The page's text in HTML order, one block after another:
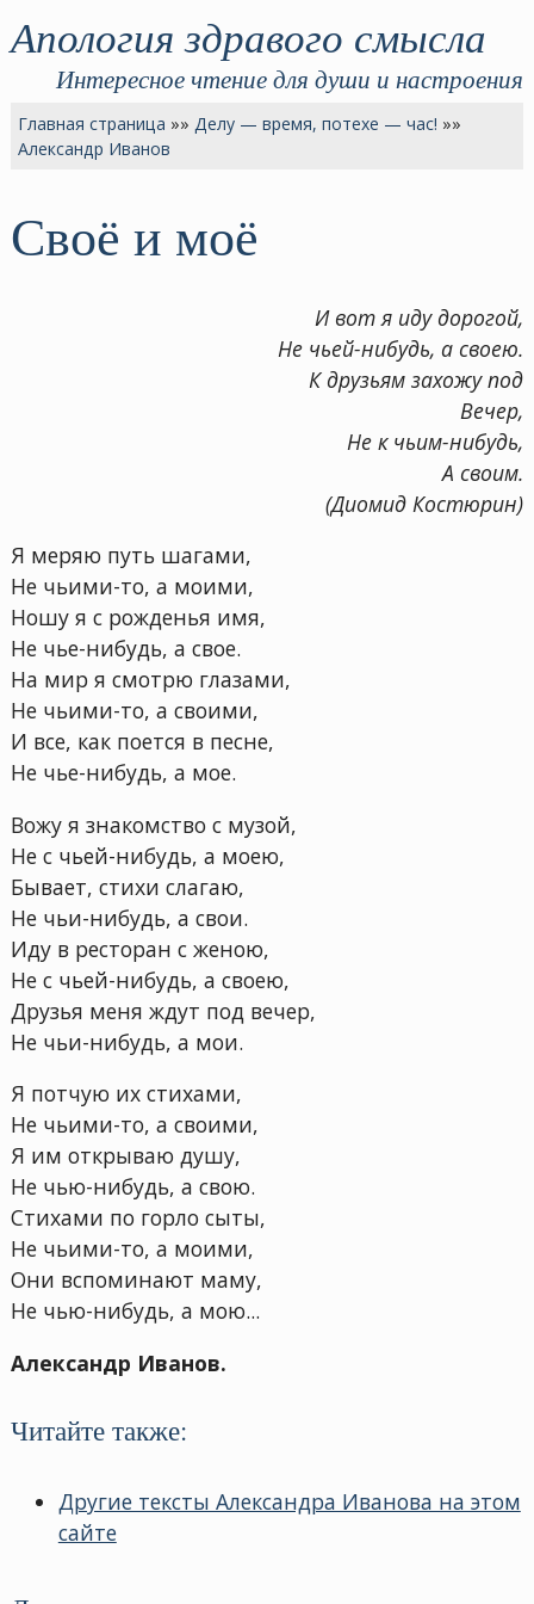
Апология здравого смысла
Интересное чтение для души и настроения
Главная страница »»Делу — время, потехе — час! »»
Александр Иванов
Своё и моё
И вот я иду дорогой,
Не чьей-нибудь, а своею.
К друзьям захожу под
Вечер,
Не к чьим-нибудь,
А своим.
(Диомид Костюрин)
Я меряю путь шагами,
Не чьими-то, а моими,
Ношу я с рожденья имя,
Не чье-нибудь, а свое.
На мир я смотрю глазами,
Не чьими-то, а своими,
И все, как поется в песне,
Не чье-нибудь, а мое.
Вожу я знакомство с музой,
Не с чьей-нибудь, а моею,
Бывает, стихи слагаю,
Не чьи-нибудь, а свои.
Иду в ресторан с женою,
Не с чьей-нибудь, а своею,
Друзья меня ждут под вечер,
Не чьи-нибудь, а мои.
Я потчую их стихами,
Не чьими-то, а своими,
Я им открываю душу,
Не чью-нибудь, а свою.
Стихами по горло сыты,
Не чьими-то, а моими,
Они вспоминают маму,
Не чью-нибудь, а мою...
Александр Иванов.
Читайте также:
Другие тексты Александра Иванова на этом
сайте